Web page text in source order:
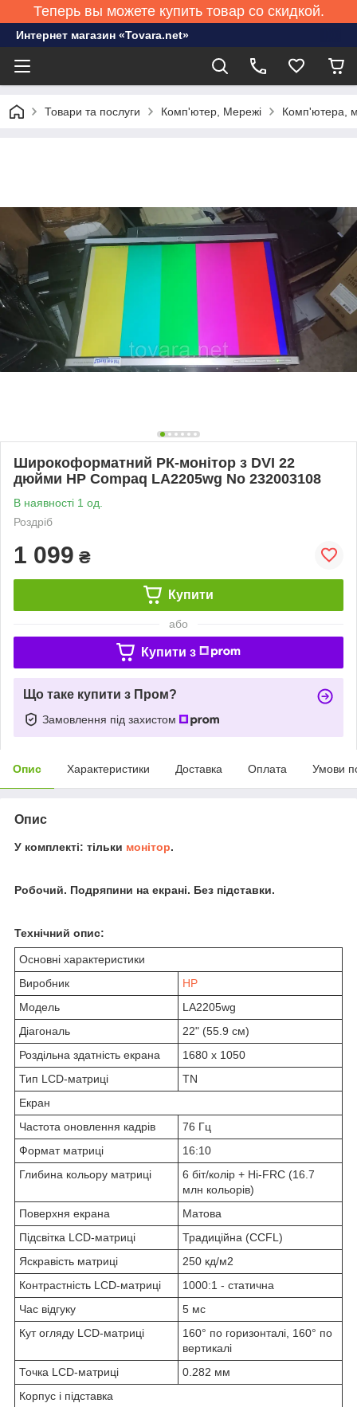
Теперь вы можете купить товар со скидкой.
Интернет магазин «Tovara.net»
Товари та послуги Комп'ютер, Мережі Комп'ютера,
Широкоформатний РК-монітор з DVI 22
дюйми HP Compaq LA2205wg No 232003108
В наявності 1 од.
Роздріб
1 099 ₴
Купити
або
Купити з
Що таке купити з Пром?
Замовлення під захистом
Опис Характеристики Доставка Оплата Умови
Опис
У комплекті: тільки монітор.
Робочий. Подряпини на екрані. Без підставки.
Технічний опис:
Основні характеристики
Виробник
HP
Модель
LA2205wg
Діагональ
22" (55.9 см)
Роздільна здатність екрана
1680 x 1050
Тип LCD-матриці
TN
Екран
Частота оновлення кадрів
76 Гц
Формат матриці
16:10
Глибина кольору матриці
6 біт/колір + Hi-FRC (16.7
млн кольорів)
Поверхня екрана
Матова
Підсвітка LCD-матриці
Традиційна (CCFL)
Яскравість матриці
250 кд/м2
Контрастність LCD-матриці
1000:1 - статична
Час відгуку
5 мс
Кут огляду LCD-матриці
160° по горизонталі, 160° по
вертикалі
Точка LCD-матриці
0.282 мм
Корпус і підставка